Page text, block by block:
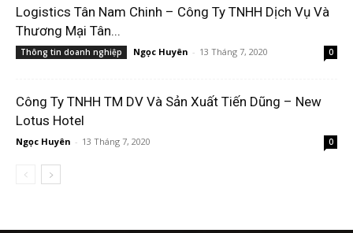
Logistics Tân Nam Chinh – Công Ty TNHH Dịch Vụ Và
Thương Mại Tân...
Thông tin doanh nghiệp Ngọc Huyên - 13 Tháng 7, 2020 0
Công Ty TNHH TM DV Và Sản Xuất Tiến Dũng – New
Lotus Hotel
Ngọc Huyên - 13 Tháng 7, 2020 0